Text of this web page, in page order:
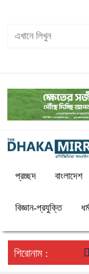
প্রচ্ছদ বাংলাদেশ
বিজ্ঞান-প্রযুক্তি ধর্ম
শিরোনাম :